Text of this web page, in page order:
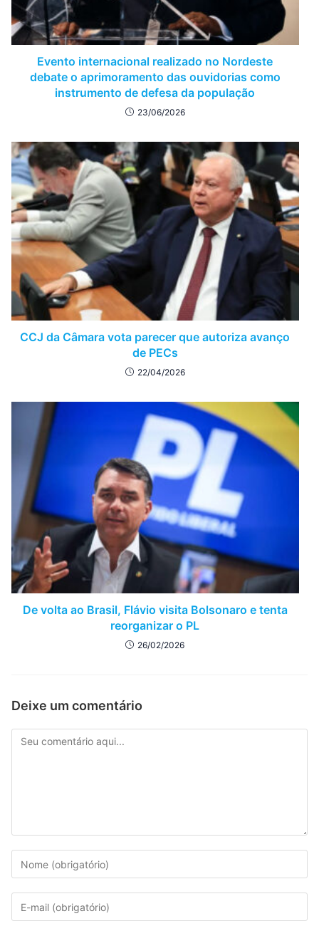
Evento internacional realizado no Nordeste
debate o aprimoramento das ouvidorias como
instrumento de defesa da população
23/06/2026
CCJ da Câmara vota parecer que autoriza avanço
de PECs
22/04/2026
De volta ao Brasil, Flávio visita Bolsonaro e tenta
reorganizar o PL
26/02/2026
Deixe um comentário